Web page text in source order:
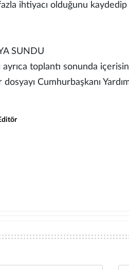
ihtiyacı olduğunu
SUNDU
ayrıca toplantı sonunda
dosyayı Cumhurbaşkanı